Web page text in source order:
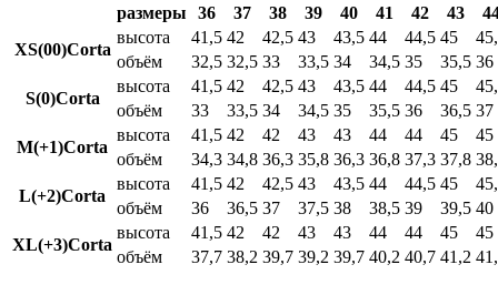
размеры 36 37 38 39 40 41 42 43
XS(00)Corta
высота 41,5 42 42,5 43 43,5 44 44,5 45
объём
32,5 32,5 33 33,5 34 34,5 35 35,5 36
S(0)Corta
высота 41,5 42 42,5 43 43,5 44 44,5 45
объём
33 33,5 34 34,5 35 35,5 36 36,5 37
M(+1)Corta
высота 41,5 42 42 43 43 44 44 45
45
объём
34,3 34,8 36,3 35,8 36,3 36,8 37,3 37,8
L(+2)Corta
высота 41,5 42 42,5 43 43,5 44 44,5 45
объём
36 36,5 37 37,5 38 38,5 39 39,5 40
XL(+3)Corta
высота 41,5 42 42 43 43 44 44 45
45
объём
37,7 38,2 39,7 39,2 39,7 40,2 40,7 41,2